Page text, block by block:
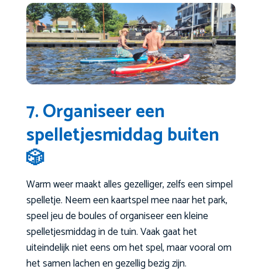
7. Organiseer een
spelletjesmiddag buiten
🎲
Warm weer maakt alles gezelliger, zelfs een simpel
spelletje. Neem een kaartspel mee naar het park,
speel jeu de boules of organiseer een kleine
spelletjesmiddag in de tuin. Vaak gaat het
uiteindelijk niet eens om het spel, maar vooral om
het samen lachen en gezellig bezig zijn.